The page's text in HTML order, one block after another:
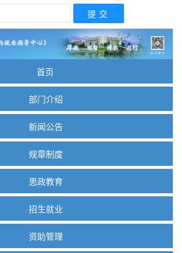
首页
部门介绍
新闻公告
规章制度
思政教育
招生就业
资助管理